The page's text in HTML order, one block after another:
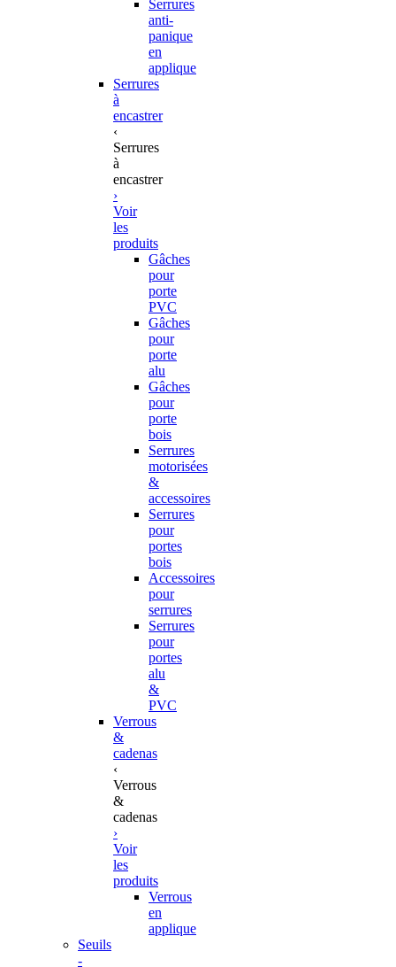
Serrures
anti-
panique
en
applique
Serrures
à
encastrer
‹
Serrures
à
encastrer
›
Voir
les
produits
Gâches
pour
porte
PVC
Gâches
pour
porte
alu
Gâches
pour
porte
bois
Serrures
motorisées
&
accessoires
Serrures
pour
portes
bois
Accessoires
pour
serrures
Serrures
pour
portes
alu
&
PVC
Verrous
&
cadenas
‹
Verrous
&
cadenas
›
Voir
les
produits
Verrous
en
applique
Seuils
-